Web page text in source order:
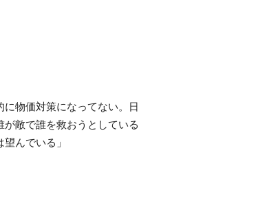
物価対策になってない。日
敵で誰を救おうとしている
んでいる」